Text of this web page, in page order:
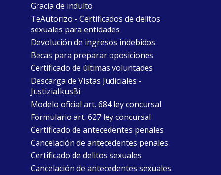
Gracia de indulto
TeAutorizo - Certificados de delitos
sexuales para entidades
Devolución de ingresos indebidos
Becas para preparar oposiciones
Certificado de últimas voluntades
Descarga de Vistas Judiciales -
JustiziaIkusBi
Modelo oficial art. 684 ley concursal
Formulario art. 627 ley concursal
Certificado de antecedentes penales
Cancelación de antecedentes penales
Certificado de delitos sexuales
Cancelación de antecedentes sexuales